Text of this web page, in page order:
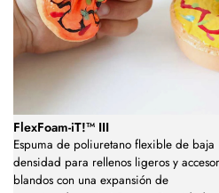
FlexFoam-iT!™ III
Espuma de poliuretano flexible de baja
densidad para rellenos ligeros y
blandos con una expansión de